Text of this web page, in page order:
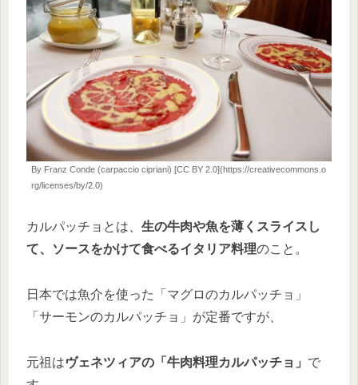
By Franz Conde (carpaccio cipriani) [CC BY 2.0](https://creativecommons.o
rg/licenses/by/2.0)
カルパッチョとは、 生の牛肉や魚を薄くスライスし
て、ソースをかけて食べるイタリア料理のこと。
日本では魚介を使った「マグロのカルパッチョ」
「サーモンのカルパッチョ」が定番ですが、
元祖はヴェネツィアの「牛肉料理カルパッチョ」 で